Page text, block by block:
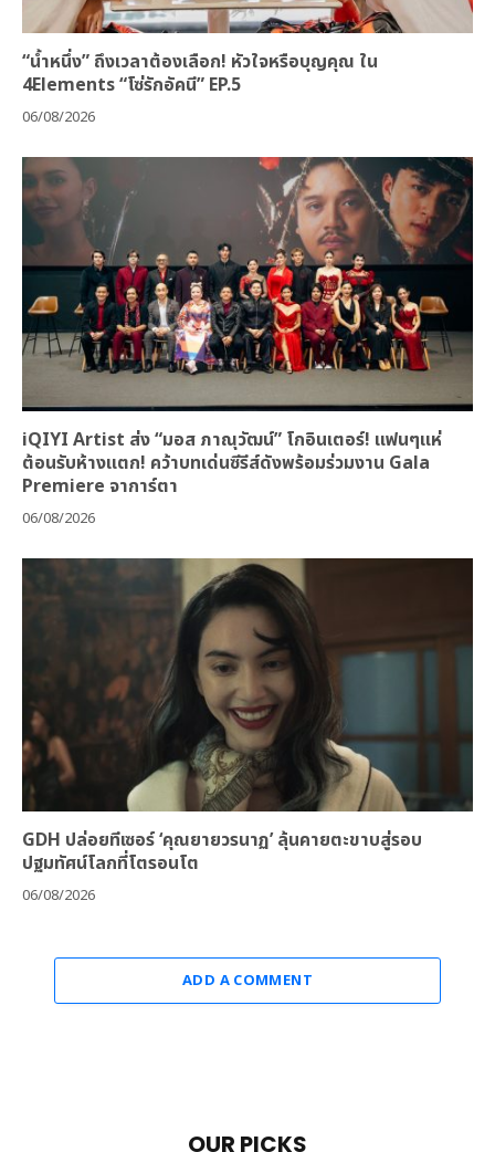
“น้ำหนึ่ง” ถึงเวลาต้องเลือก! หัวใจหรือบุญคุณ ใน
4Elements “โซ่รักอัคนี” EP.5
06/08/2026
iQIYI Artist ส่ง “มอส ภาณุวัฒน์” โกอินเตอร์! แฟนๆแห่
ต้อนรับห้างแตก! คว้าบทเด่นซีรีส์ดังพร้อมร่วมงาน Gala
Premiere จาการ์ตา
06/08/2026
GDH ปล่อยทีเซอร์ ‘คุณยายวรนาฏ’ ลุ้นคายตะขาบสู่รอบ
ปฐมทัศน์โลกที่โตรอนโต
06/08/2026
ADD A COMMENT
OUR PICKS